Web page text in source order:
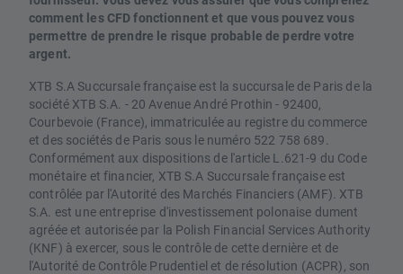
comment les CFD fonctionnent et que vous pouvez vous
permettre de prendre le risque probable de perdre votre
argent.
XTB S.A Succursale française est la succursale de Paris de la
société XTB S.A. - 20 Avenue André Prothin - 92400,
Courbevoie (France), immatriculée au registre du commerce
et des sociétés de Paris sous le numéro 522 758 689.
Conformément aux dispositions de l'article L.621-9 du Code
monétaire et financier, XTB S.A Succursale française est
contrôlée par l'Autorité des Marchés Financiers (AMF). XTB
S.A. est une entreprise d'investissement polonaise dument
agréée et autorisée par la Polish Financial Services Authority
(KNF) à exercer, sous le contrôle de cette dernière et de
l'Autorité de Contrôle Prudentiel et de résolution (ACPR), son